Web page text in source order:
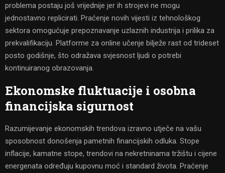
problema postaju još vrijednije jer ih strojevi ne mogu
jednostavno replicirati. Praćenje novih vijesti iz tehnološkog
sektora omogućuje prepoznavanje uzlaznih industrija i prilika za
prekvalifikaciju. Platforme za online učenje bilježe rast od trideset
posto godišnje, što odražava svjesnost ljudi o potrebi
kontinuiranog obrazovanja.
Ekonomske fluktuacije i osobna
financijska sigurnost
Razumijevanje ekonomskih trendova izravno utječe na vašu
sposobnost donošenja pametnih financijskih odluka. Stope
inflacije, kamatne stope, trendovi na nekretninama tržištu i cijene
energenata određuju kupovnu moć i standard života. Praćenje